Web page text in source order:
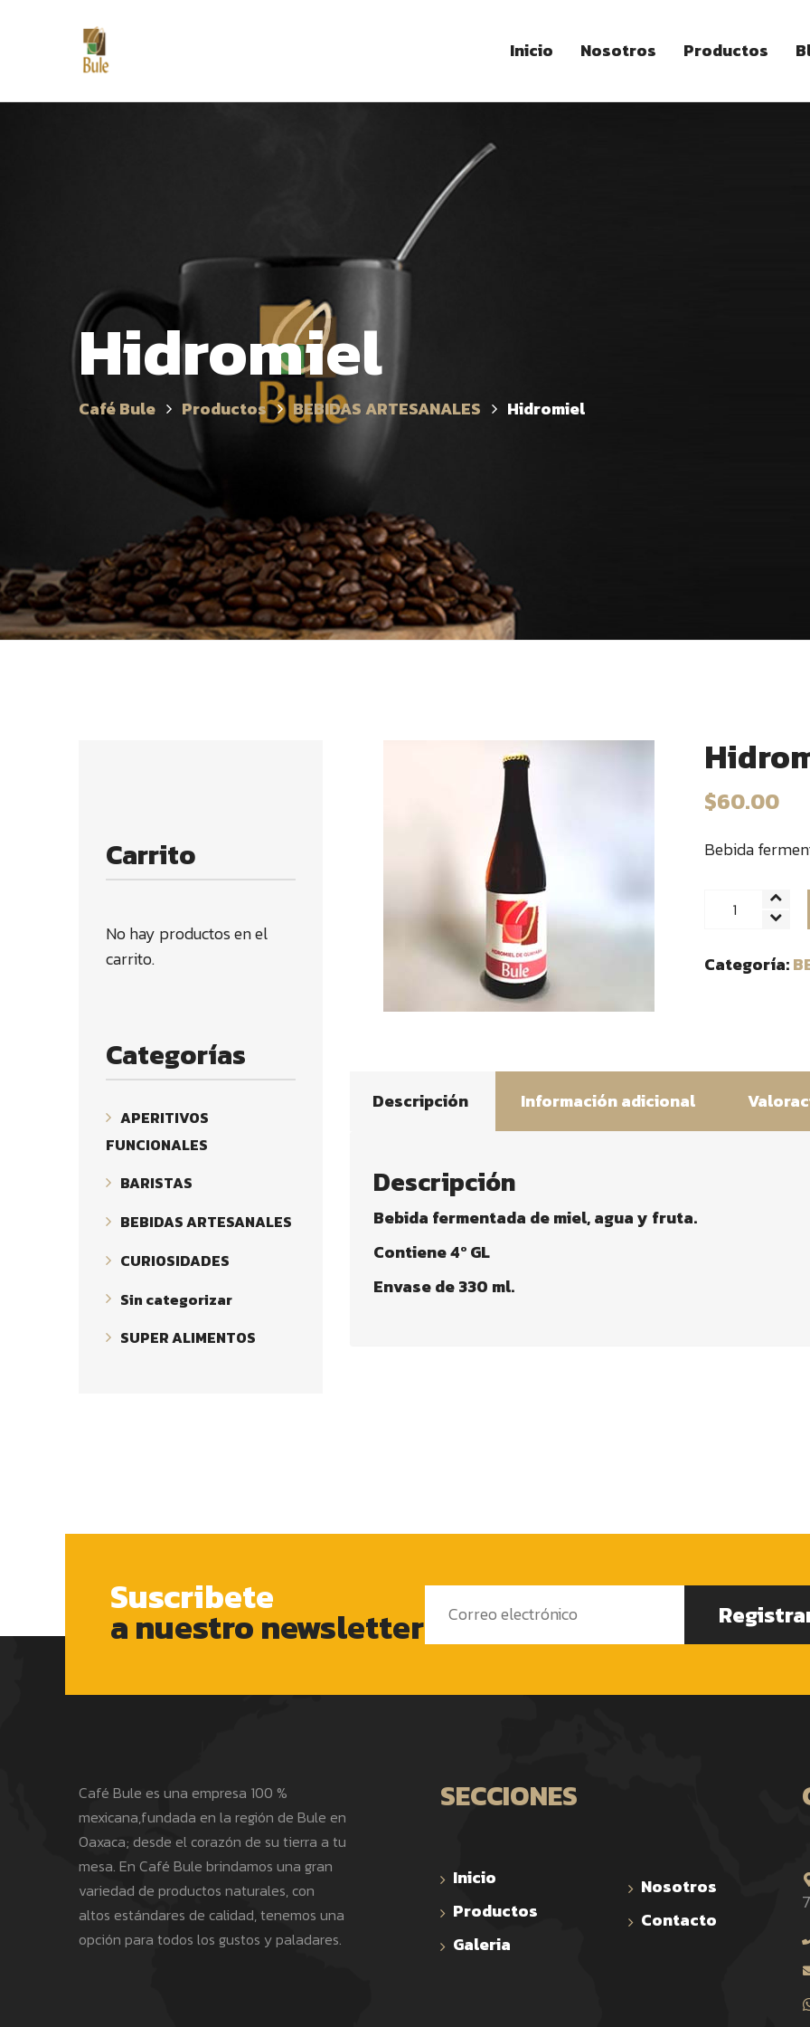
Inicio Nosotros Productos
Hidromiel
Café Bule Productos BEBIDAS ARTESANALES Hidromiel
$60.00
Bebida
Hidromiel
cantidad
Categoría:
Descripción Información adicional
Descripción
Bebida fermentada demiel,aguay fruta.
Contiene4º GL
Envasede 330 ml.
Carrito
No hay productos en el
carrito.
Categorías
APERITIVOS
FUNCIONALES
BARISTAS
BEBIDAS ARTESANALES
CURIOSIDADES
Sin categorizar
SUPER ALIMENTOS
Suscribete
a nuestro newsletter
Café Bule es una empresa 100 %
mexicana,fundada en la región de Bule en
Oaxaca; desde el corazón de su tierra a tu
mesa. En Café Bule brindamos una gran
variedad de productos naturales, con
altos estándares de calidad, tenemos una
opción para todos los gustos y paladares.
SECCIONES
Inicio
Productos
Galeria
Nosotros
Contacto